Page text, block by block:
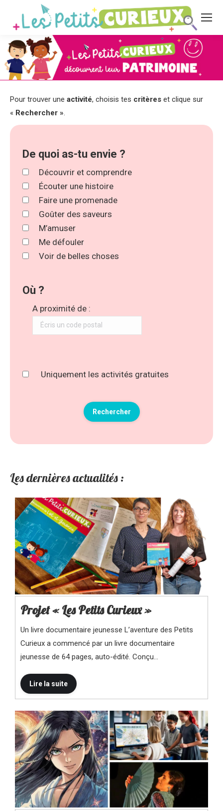
Pour trouver une activité, choisis tes critères et clique sur
« Rechercher »
De quoi as-tu envie ?
Découvrir et comprendre
Écouter une histoire
Faire une promenade
Goûter des saveurs
M’amuser
Me défouler
Voir de belles choses
Où ?
A proximité de :
Uniquement les activités gratuites
Les dernières actualités :
Projet « Les Petits Curieux »
Un livre documentaire jeunesse L’aventure des Petits
Curieux a commencé par un livre documentaire
jeunesse de 64 pages, auto-édité. Conçu…